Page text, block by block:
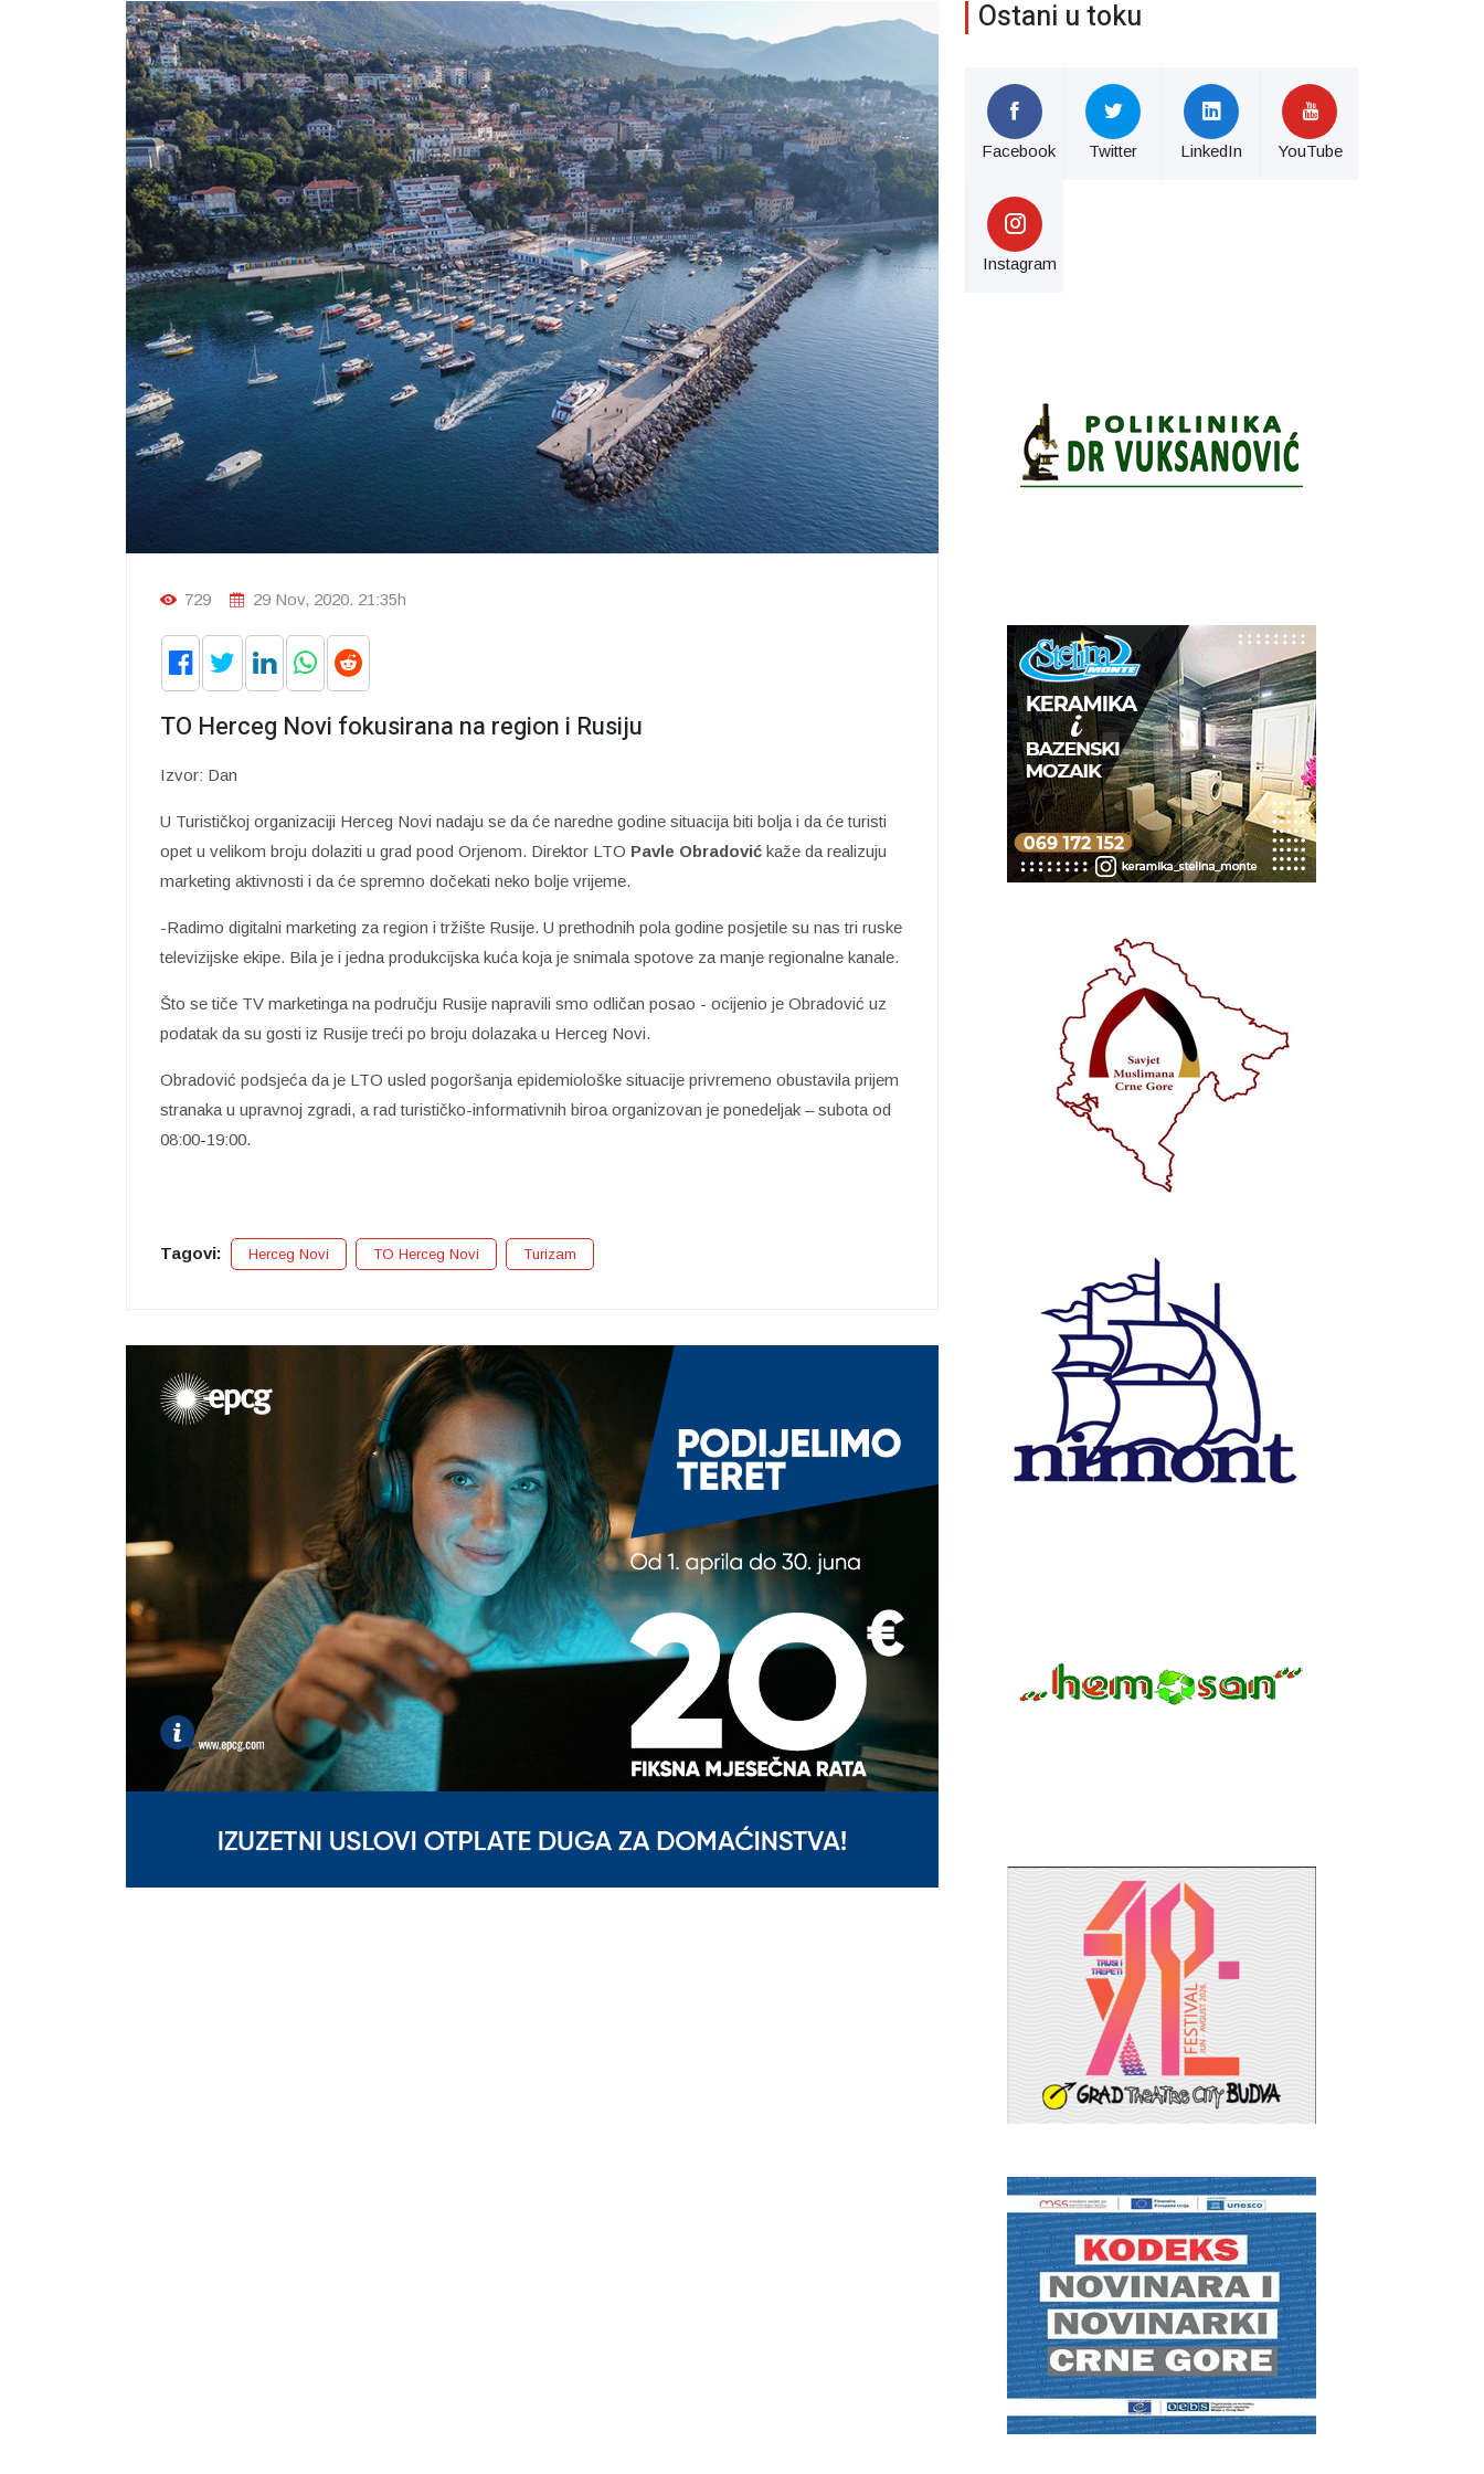
729 29 Nov, 2020. 21:35h
TO Herceg Novi fokusirana na region i Rusiju
Izvor: Dan
U Turističkoj organizaciji Herceg Novi nadaju se da će naredne godine situacija biti bolja i da će turisti
opet u velikom broju dolaziti u grad pood Orjenom. Direktor LTO Pavle Obradović kaže da realizuju
marketing aktivnosti i da će spremno dočekati neko bolje vrijeme.
-Radimo digitalni marketing za region i tržište Rusije. U prethodnih pola godine posjetile su nas tri ruske
televizijske ekipe. Bila je i jedna produkcijska kuća koja je snimala spotove za manje regionalne kanale.
Što se tiče TV marketinga na području Rusije napravili smo odličan posao - ocijenio je Obradović uz
podatak da su gosti iz Rusije treći po broju dolazaka u Herceg Novi.
Obradović podsjeća da je LTO usled pogoršanja epidemiološke situacije privremeno obustavila prijem
stranaka u upravnoj zgradi, a rad turističko-informativnih biroa organizovan je ponedeljak – subota od
08:00-19:00.
Tagovi: Herceg Novi TO Herceg Novi Turizam
Ostani u toku
Facebook Twitter LinkedIn YouTube
Instagram